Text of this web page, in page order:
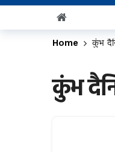
Home कुंभ
कुंभ